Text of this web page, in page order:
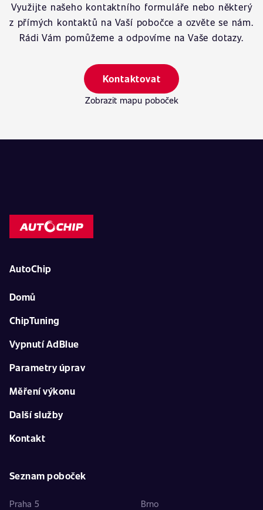
Využijte našeho kontaktního formuláře nebo některý
z přímých kontaktů na Vaší pobočce a ozvěte se nám.
Rádi Vám pomůžeme a odpovíme na Vaše dotazy.
Kontaktovat
Zobrazit mapu poboček
AutoChip
Domů
ChipTuning
Vypnutí AdBlue
Parametry úprav
Měření výkonu
Další služby
Kontakt
Seznam poboček
Praha 5
Brno